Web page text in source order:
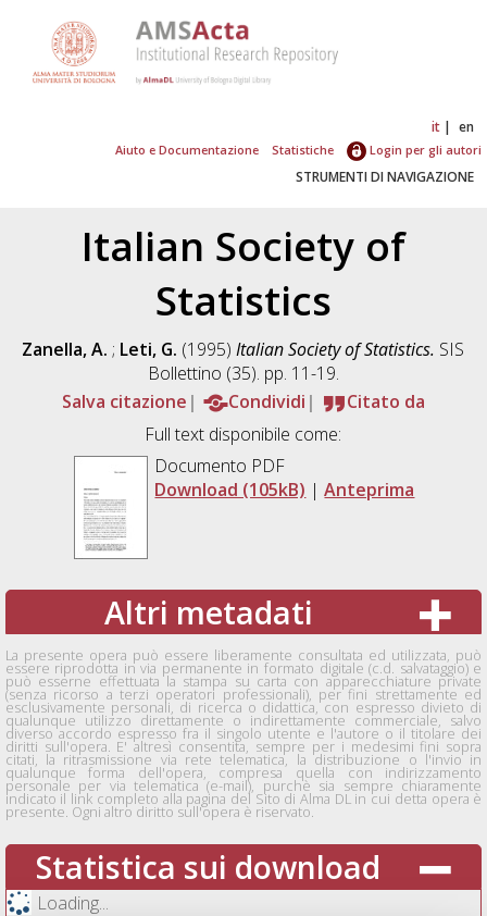
it en
Aiuto e Documentazione Statistiche Login per gli autori
STRUMENTI DI NAVIGAZIONE
Italian Society of
Statistics
Zanella, A. ; Leti, G. (1995)Italian Society of Statistics. SIS
Bollettino (35). pp. 11-19.
Salva citazione
Condividi
Citato da
Full text disponibile come:
Documento PDF
Download (105kB) |Anteprima
Altri metadati
La presente opera può essere liberamente consultata ed utilizzata, può
essere riprodotta in via permanente in formato digitale (c.d. salvataggio) e
può esserne effettuata la stampa su carta con apparecchiature private
(senza ricorso a terzi operatori professionali), per fini strettamente ed
esclusivamente personali, di ricerca o didattica, con espresso divieto di
qualunque utilizzo direttamente o indirettamente commerciale, salvo
diverso accordo espresso fra il singolo utente e l'autore o il titolare dei
diritti sull'opera. E' altresì consentita, sempre per i medesimi fini sopra
citati, la ritrasmissione via rete telematica, la distribuzione o l'invio in
qualunque forma dell'opera, compresa quella con indirizzamento
personale per via telematica (e-mail), purchè sia sempre chiaramente
indicato il link completo alla pagina del Sito di Alma DL in cui detta opera è
presente. Ogni altro diritto sull'opera è riservato.
Statistica sui download
Loading...